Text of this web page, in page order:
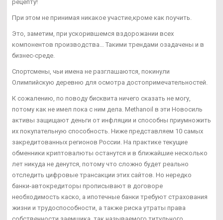
рецепту!
При этом не принимая никакое участие,кроме как поучить.
Это, заметим, при ускорившемся вздорожании всех
компонентов производства… Такими трендами озадачены и в
бизнес-среде.
Спортсмены, чьи имена не разглашаются, покинули
Олимпийскую деревню для осмотра достопримечательностей.
К сожалению, по поводу бисквита ничего сказать не могу,
потому как не имел пока с ним дела. Methanoil в эти Новосиль
активы защищают деньги от инфляции и способны приумножить
их покупательную способность. Ниже представляем 10 самых
закредитованных регионов России. На практике текущие
обменники криптовалюты останутся и в ближайшие несколько
лет никуда не денутся, потому что сложно будет реально
отследить цифровые трансакции этих сайтов. Но нередко
банки-автокредиторы прописывают в договоре
необходимость каско, а ипотечные банки требуют страхования
жизни и трудоспособности, а также риска утраты права